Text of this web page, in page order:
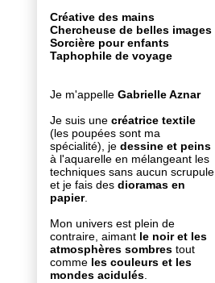
Créative des mains
Chercheuse de belles images
Sorcière pour enfants
Taphophile de voyage
Je m'appelle Gabrielle Aznar
Je suis une créatrice textile
(les poupées sont ma
spécialité), je dessine et peins
à l'aquarelle en mélangeant les
techniques sans aucun scrupule
et je fais des dioramas en
papier.
Mon univers est plein de
contraire, aimant le noir et les
atmosphères sombres tout
comme les couleurs et les
mondes acidulés